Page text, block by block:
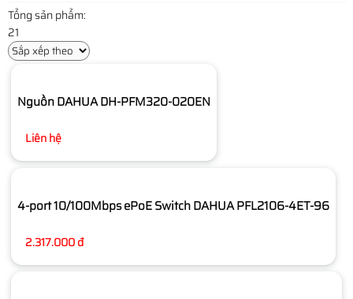
Tổng sản phẩm:
21
Nguồn DAHUA DH-PFM320-020EN
Liên hệ
4-port 10/100Mbps ePoE Switch DAHUA PFL2106-4ET-96
2.317.000 đ